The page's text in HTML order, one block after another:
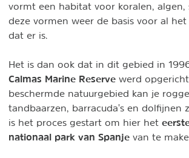
vormt een habitat voor koralen, algen,
deze vormen weer de basis voor al het
dat er is.
Het is dan ook dat in dit gebied in
Calmas Marine Reserve werd
beschermde natuurgebied kan je
tandbaarzen, barracuda's en dolfijnen
is het proces gestart om hier het
nationaal park van Spanje van te